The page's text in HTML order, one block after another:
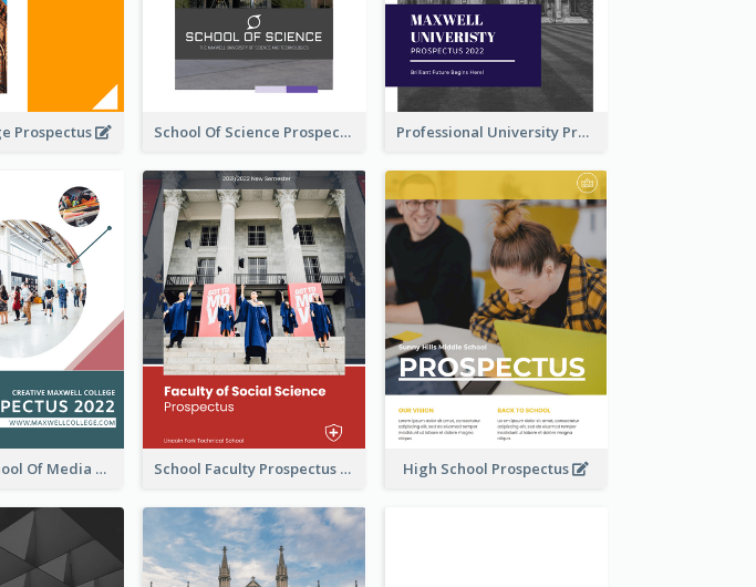
Prospectus School Of Science Prospectus Professional University Prospectus
Creative School Of Media Prospectus School Faculty Prospectus High School Prospectus